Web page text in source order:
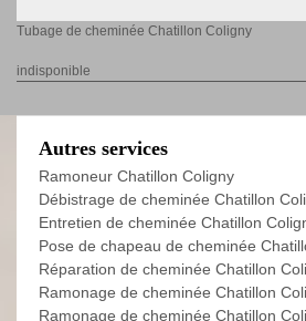
Tubage de cheminée Chatillon Coligny
indisponible
Autres services
Ramoneur Chatillon Coligny
Débistrage de cheminée Chatillon
Entretien de cheminée Chatillon
Pose de chapeau de cheminée
Réparation de cheminée Chatillon
Ramonage de cheminée Chatillon
Ramonage de cheminée Chatillon